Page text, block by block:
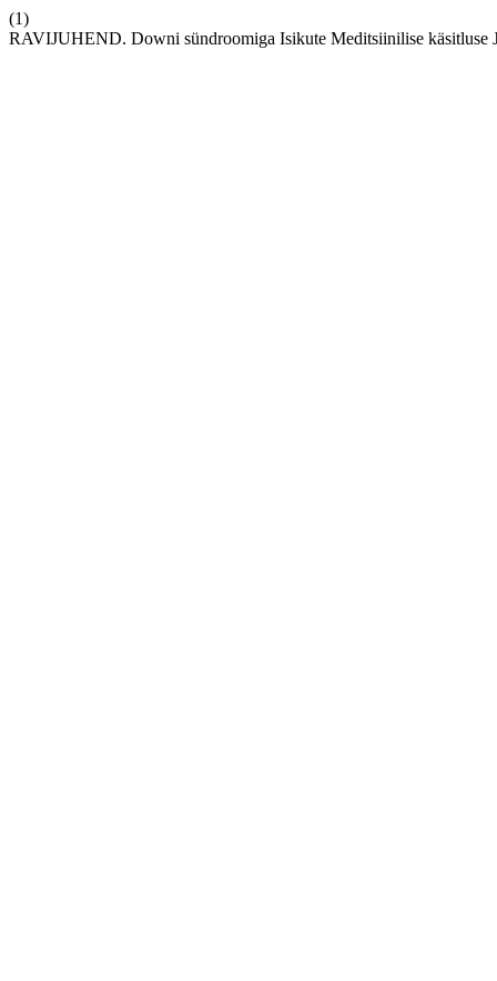
(1)
RAVIJUHEND. Downi sündroomiga Isikute Meditsiinilise käsitluse